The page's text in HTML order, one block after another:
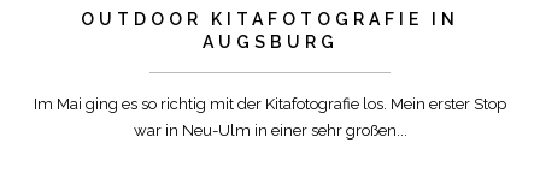
OUTDOOR KITAFOTOGRAFIE IN
AUGSBURG
Im Mai ging es so richtig mit der Kitafotografie los. Mein erster Stop
war in Neu-Ulm in einer sehr großen...